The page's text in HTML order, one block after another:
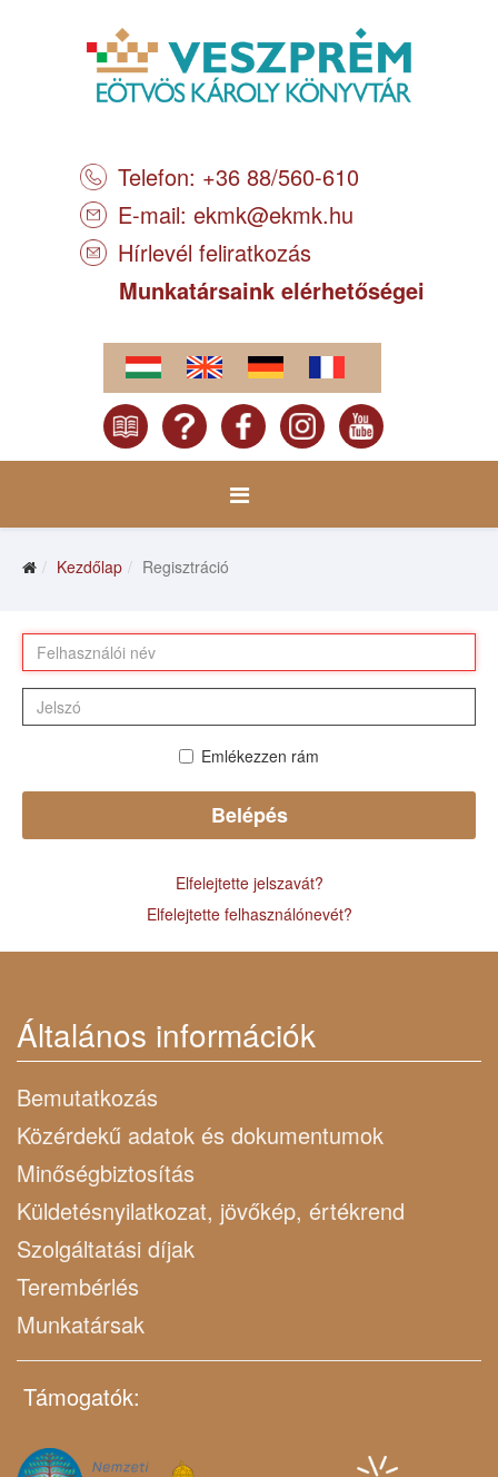
Telefon: +36 88/560-610
E-mail: ekmk@ekmk.hu
Hírlevél feliratkozás
Munkatársaink elérhetőségei
Kezdőlap Regisztráció
Emlékezzen rám
Belépés
Elfelejtette jelszavát?
Elfelejtette felhasználónevét?
Általános információk
Bemutatkozás
Közérdekű adatok és dokumentumok
Minőségbiztosítás
Küldetésnyilatkozat, jövőkép, értékrend
Szolgáltatási díjak
Terembérlés
Munkatársak
Támogatók: